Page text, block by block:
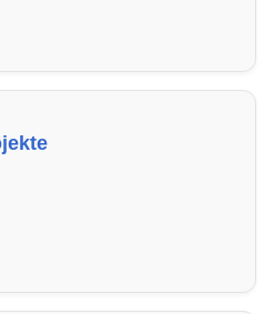
Anbieter in Wetzlar –
zu privaten Vermietern.
in Wetzlar – modern,
bezugsfertig.